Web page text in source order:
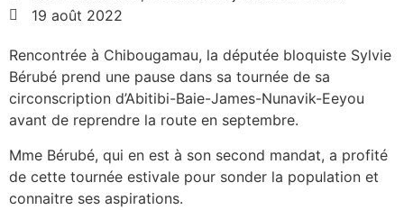
19 août 2022
Rencontrée à Chibougamau, la députée bloquiste Sylvie
Bérubé prend une pause dans sa tournée de sa
circonscription d’Abitibi-Baie-James-Nunavik-Eeyou
avant de reprendre la route en septembre.
Mme Bérubé, qui en est à son second mandat, a profité
de cette tournée estivale pour sonder la population et
connaitre ses aspirations.